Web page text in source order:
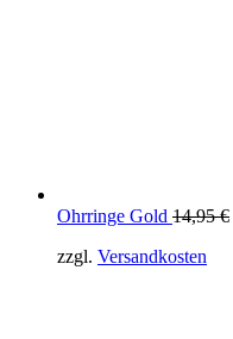
Ohrringe Gold 14,95€
zzgl. Versandkosten